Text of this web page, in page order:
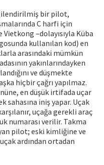
bir pilot,
C harfi için
–dolayısıyla Küba
kullanılan kod) en
arasındaki mümkün
yakınlarındayken
ve düşmekte
hiçbir çağrı yapılmaz.
en düşük irtifada uçar
sahasına iniş yapar. Uçak
uçağa gerekli araç
numarası verilir. Takma
pilot; eski kimliğine ve
ardından ortadan